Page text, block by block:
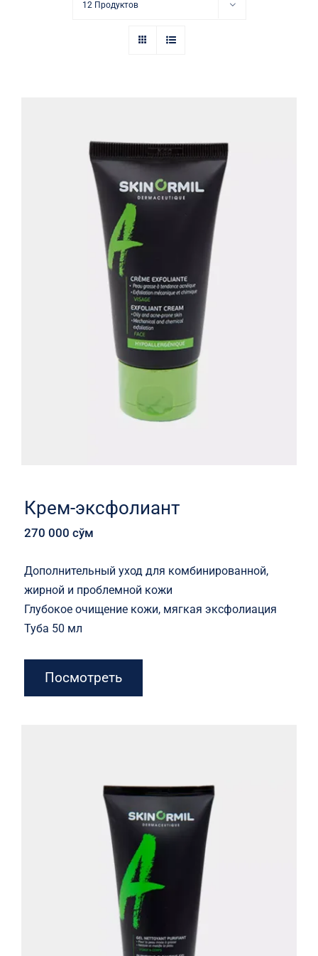
Купить в аптеке12 Продуктов
Крем-эксфолиант
Крем-эксфолиант
270 000сўм
Дополнительный уход для комбинированной,
жирной и проблемной кожи
Глубокое очищение кожи, мягкая эксфолиация
Туба 50 мл
Посмотреть
Очищающий гель